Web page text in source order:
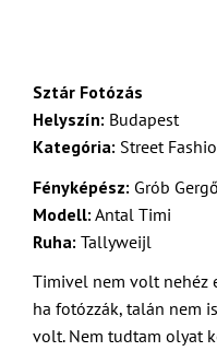
Sztár Fotózás
Helyszín: Budapest
Kategória: Street
Fényképész: Grób Gergő
Modell: Antal Timi
Ruha: Tallyweijl
Timivel nem volt nehéz
ha fotózzák, talán nem
volt. Nem tudtam olyat